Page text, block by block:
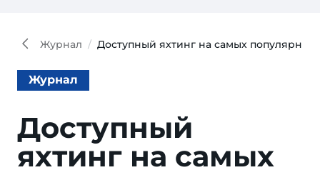
Журнал Доступный яхтинг на самых популярных
Журнал
Доступный
яхтинг на самых